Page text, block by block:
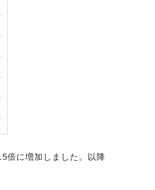
倍に増加しました。以降